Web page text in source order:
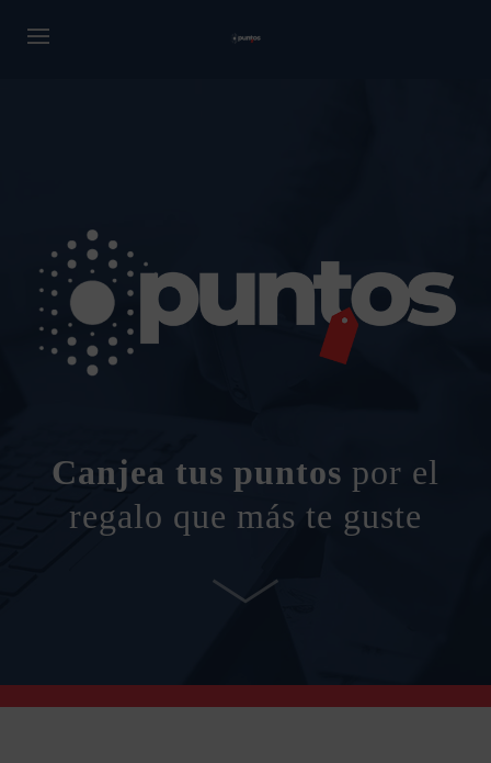
Canjea tus puntos por el
regalo que más te guste